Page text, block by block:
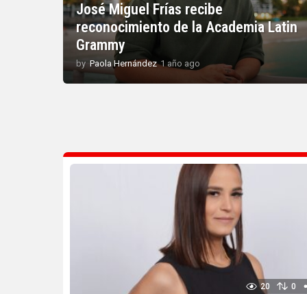
José Miguel Frías recibe
reconocimiento de la Academia Latin
Grammy
by Paola Hernández 1 año ago
20 0